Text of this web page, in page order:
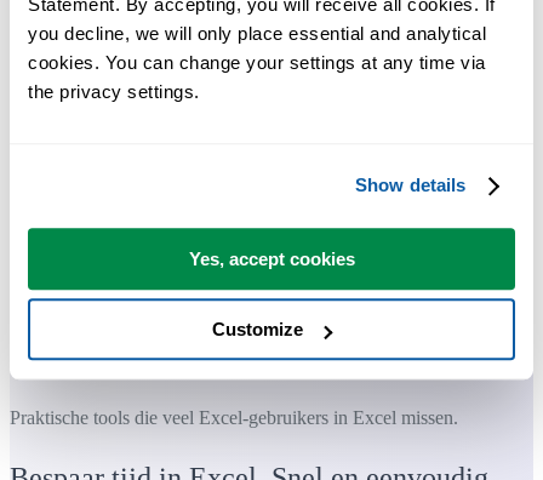
you decline, we will only place essential and analytical
cookies. You can change your settings at any time via
the privacy settings.
Show details
Yes, accept cookies
Customize
Praktische tools die veel Excel-gebruikers in Excel missen.